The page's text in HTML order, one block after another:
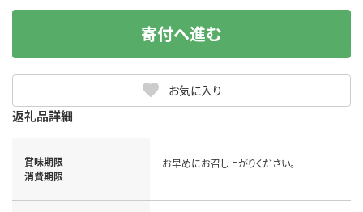
お気に入り
寄付へ進む
返礼品詳細
賞味期限
消費期限
お早めにお召し上がりください。